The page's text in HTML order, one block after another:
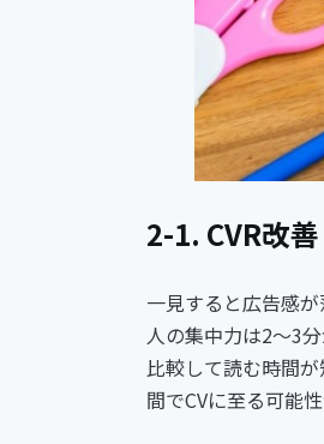
2-1. CVR改善
一見すると広告感
人の集中力は2〜3
比較して読む時間
間でCVに至る可能